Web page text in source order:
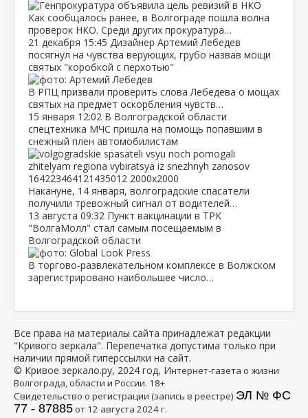
Как сообщалось ранее, в Волгограде пошла волна
проверок НКО. Среди других прокуратура…
21 декабря 15:45 Дизайнер Артемий Лебедев
посягнул на чувства верующих, грубо назвав мощи
святых "коробкой с перхотью"
В РПЦ призвали проверить слова Лебедева о мощах
святых на предмет оскорбления чувств…
15 января 12:02 В Волгоградской области
спецтехника МЧС пришла на помощь попавшим в
снежный плен автомобилистам
Накануне, 14 января, волгоградские спасатели
получили тревожный сигнал от водителей…
13 августа 09:32 Пункт вакцинации в ТРК
"ВолгаМолл" стал самым посещаемым в
Волгоградской области
В торгово-развлекательном комплексе в Волжском
зарегистрировано наибольшее число…
Все права на материалы сайта принадлежат редакции
"Кривого зеркала". Перепечатка допустима только при
наличии прямой гиперссылки на сайт.
© Кривое зеркало.ру, 2024 год, Интернет-газета о жизни
Волгограда, области и России. 18+
Свидетельство о регистрации (запись в реестре) ЭЛ № ФС
77 - 87885от 12 августа 2024 г.